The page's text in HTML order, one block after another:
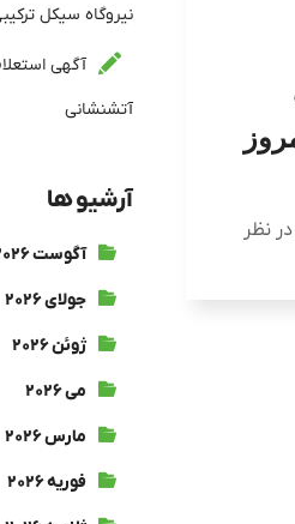
نظر
نیروگاه سیکل
آگهی
آتشنشانی
آرشیو ها
آگوست ۲۰۲۶
جولای ۲۰۲۶
ژوئن ۲۰۲۶
می ۲۰۲۶
مارس ۲۰۲۶
فوریه ۲۰۲۶